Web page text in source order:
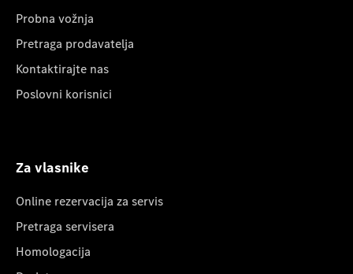
Probna vožnja
Pretraga prodavatelja
Kontaktirajte nas
Poslovni korisnici
Za vlasnike
Online rezervacija za servis
Pretraga servisera
Homologacija